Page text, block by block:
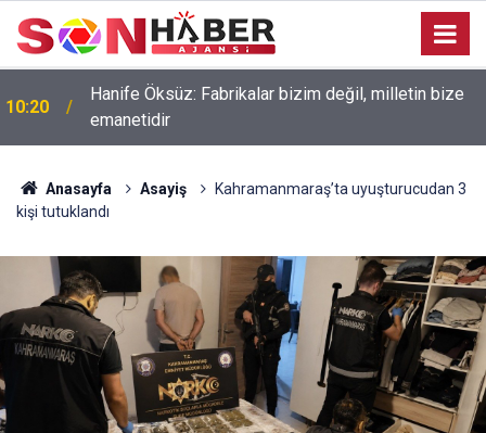
10:20
Hanife Öksüz: Fabrikalar bizim değil, milletin bize
emanetidir
Anasayfa Asayiş
Kahramanmaraş’ta uyuşturucudan 3
kişi tutuklandı